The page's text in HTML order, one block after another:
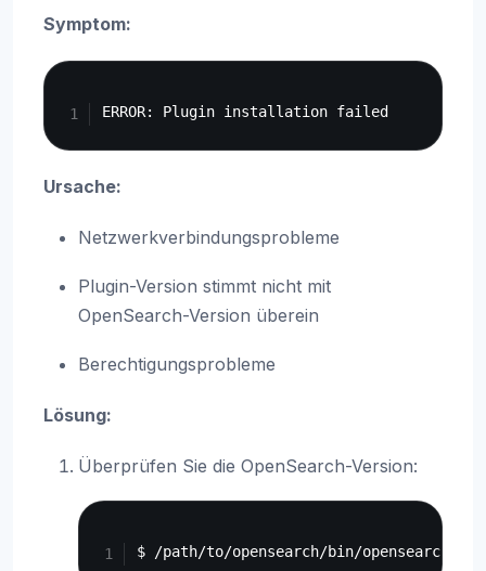
Symptom:
Ursache:
Netzwerkverbindungsprobleme
Plugin-Version stimmt nicht mit
OpenSearch-Version überein
Berechtigungsprobleme
Lösung:
Überprüfen Sie die OpenSearch-Version: